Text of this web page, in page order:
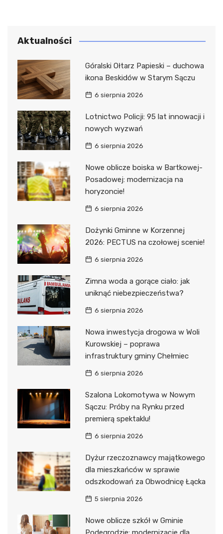
Aktualności
Góralski Ołtarz Papieski – duchowa
ikona Beskidów w Starym Sączu
6 sierpnia 2026
Lotnictwo Policji: 95 lat innowacji i
nowych wyzwań
6 sierpnia 2026
Nowe oblicze boiska w Bartkowej-
Posadowej: modernizacja na
horyzoncie!
6 sierpnia 2026
Dożynki Gminne w Korzennej
2026: PECTUS na czołowej scenie!
6 sierpnia 2026
Zimna woda a gorące ciało: jak
uniknąć niebezpieczeństwa?
6 sierpnia 2026
Nowa inwestycja drogowa w Woli
Kurowskiej – poprawa
infrastruktury gminy Chełmiec
6 sierpnia 2026
Szalona Lokomotywa w Nowym
Sączu: Próby na Rynku przed
premierą spektaklu!
6 sierpnia 2026
Dyżur rzeczoznawcy majątkowego
dla mieszkańców w sprawie
odszkodowań za Obwodnicę Łącka
5 sierpnia 2026
Nowe oblicze szkół w Gminie